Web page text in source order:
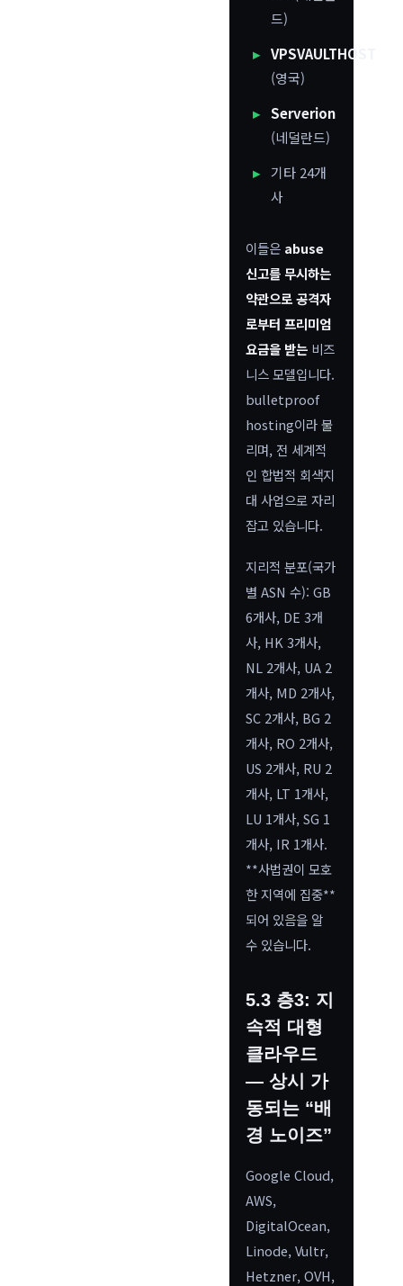
드)
VPSVAULTHOST
(영국)
Serverion
(네덜란드)
기타 24개
사
이들은 abuse
신고를 무시하는
약관으로 공격자
로부터 프리미엄
요금을 받는 비즈
니스 모델입니다.
bulletproof
hosting이라 불
리며, 전 세계적
인 합법적 회색지
대 사업으로 자리
잡고 있습니다.
지리적 분포(국가
별 ASN 수): GB
6개사, DE 3개
사, HK 3개사,
NL 2개사, UA 2
개사, MD 2개사,
SC 2개사, BG 2
개사, RO 2개사,
US 2개사, RU 2
개사, LT 1개사,
LU 1개사, SG 1
개사, IR 1개사.
**사법권이 모호
한 지역에 집중**
되어 있음을 알
수 있습니다.
5.3 층3: 지
속적 대형
클라우드
— 상시 가
동되는 “배
경 노이즈”
Google Cloud,
AWS,
DigitalOcean,
Linode, Vultr,
Hetzner, OVH,